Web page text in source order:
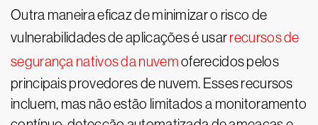
Outra maneira eficaz de minimizar o risco de
vulnerabilidades de aplicações é usarrecursos de
segurança nativos da nuvemoferecidos pelos
principais provedores de nuvem. Esses recursos
incluem, mas não estão limitados a monitoramento